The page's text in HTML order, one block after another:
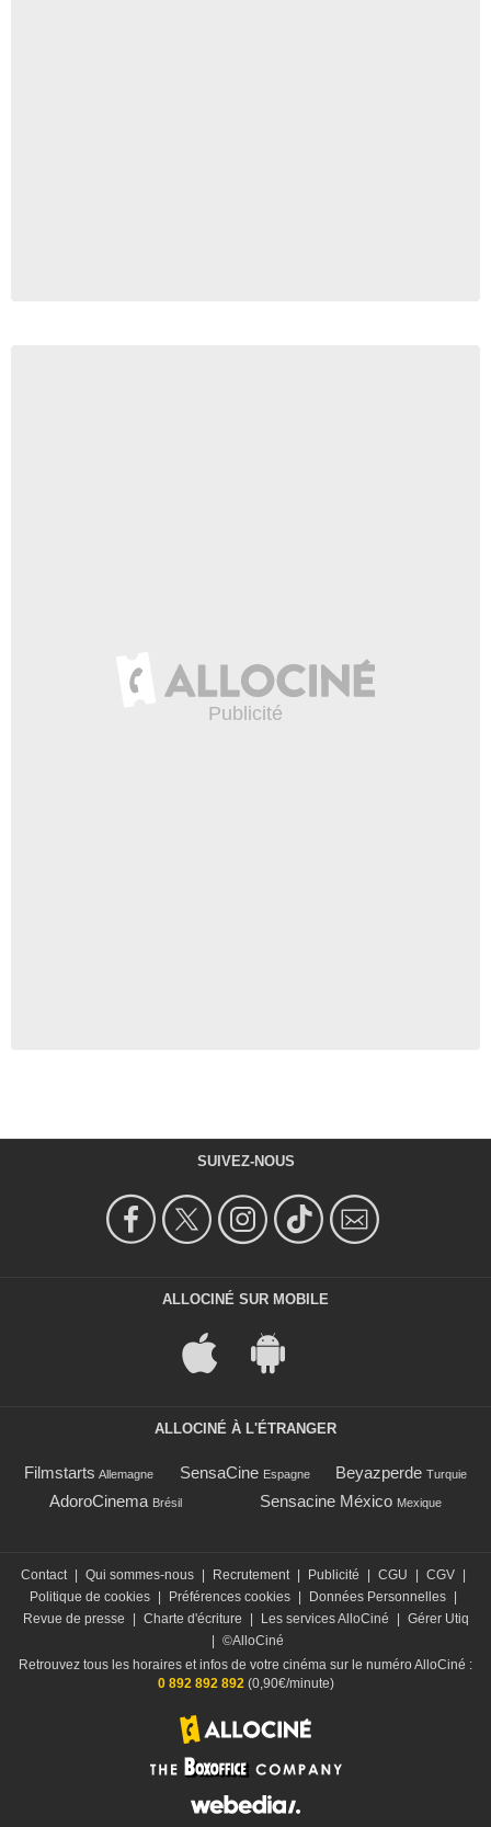
SUIVEZ-NOUS
ALLOCINÉ SUR MOBILE
ALLOCINÉ À L'ÉTRANGER
Filmstarts Allemagne SensaCine Espagne Beyazperde Turquie
AdoroCinema Brésil Sensacine México Mexique
Contact Qui sommes-nous Recrutement Publicité CGU CGV
Politique de cookies
Préférences cookies Données Personnelles
Revue de presse
Charte d'écriture Les services AlloCiné
Gérer Utiq
©AlloCiné
Retrouvez tous les horaires et infos de votre cinéma sur le numéro AlloCiné :
0 892 892 892(0,90€/minute)